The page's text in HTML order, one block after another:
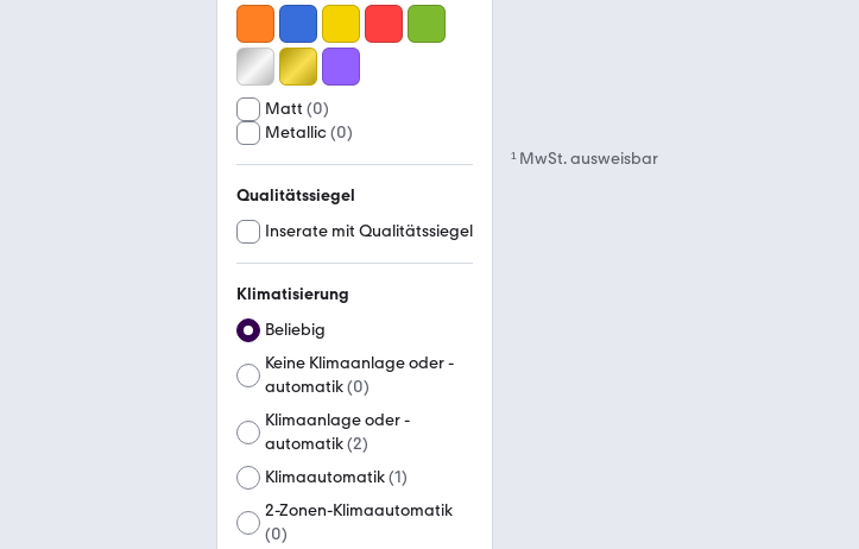
Matt (0)
Metallic(0)
Qualitätssiegel
Inserate mit Qualitätssiegel
Klimatisierung
Beliebig
Keine Klimaanlage oder -
automatik(0)
Klimaanlage oder -
automatik(2)
Klimaautomatik(1)
2-Zonen-Klimaautomatik
(0)
¹MwSt. ausweisbar